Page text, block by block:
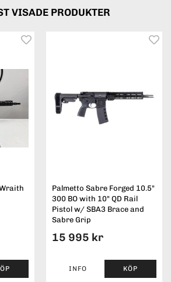
VISADE PRODUKTER
Palmetto Sabre Forged 10.5"
300 BO with 10" QD Rail
Pistol w/ SBA3 Brace and
Sabre Grip
15 995 kr
INFO KÖP